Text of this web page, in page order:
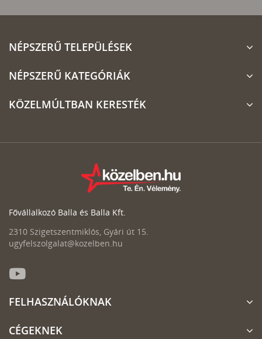
NÉPSZERŰ TELEPÜLÉSEK
NÉPSZERŰ KATEGÓRIÁK
KÖZELMÚLTBAN KERESTÉK
Fővállalkozó Balla és Balla Kft.
2310 Szigetszentmiklós, Gyári út 15.
ugyfelszolgalat@kozelben.hu
FELHASZNÁLÓKNAK
CÉGEKNEK